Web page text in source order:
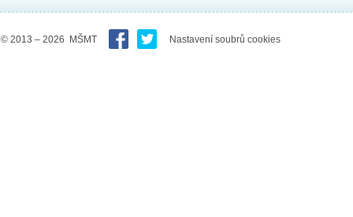
© 2013 – 2026 MŠMT Nastavení soubrů cookies